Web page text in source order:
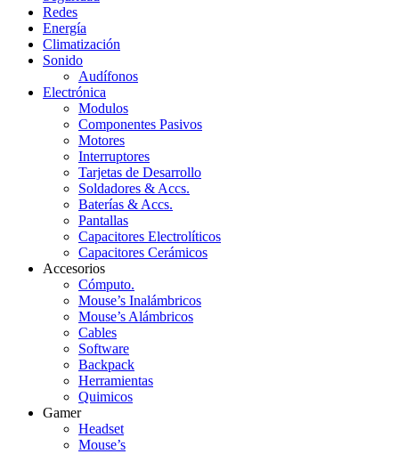
Redes
Energía
Climatización
Sonido
Audífonos
Electrónica
Modulos
Componentes Pasivos
Motores
Interruptores
Tarjetas de Desarrollo
Soldadores & Accs.
Baterías & Accs.
Pantallas
Capacitores Electrolíticos
Capacitores Cerámicos
Accesorios
Cómputo.
Mouse’s Inalámbricos
Mouse’s Alámbricos
Cables
Software
Backpack
Herramientas
Quimicos
Gamer
Headset
Mouse’s